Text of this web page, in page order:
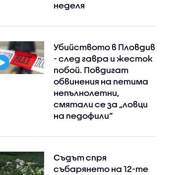
неделя
Убийството в Пловдив
- след гавра и жесток
побой. Повдигат
обвинения на петима
непълнолетни,
смятали се за „ловци
на педофили“
Съдът спря
събарянето на 12-те